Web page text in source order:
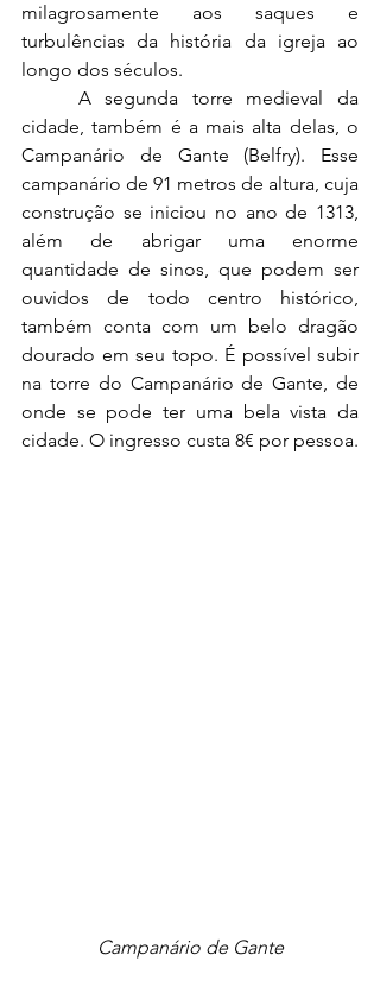
milagrosamente aos saques e
turbulências da história da igreja ao
longo dos séculos.
cidade, também é a mais alta delas, o
Campanário de Gante (Belfry). Esse
campanário de 91 metros de altura, cuja
construção se iniciou no ano de 1313,
além de abrigar uma enorme
quantidade de sinos, que podem ser
ouvidos de todo centro histórico,
também conta com um belo dragão
dourado em seu topo. É possível subir
na torre do Campanário de Gante, de
onde se pode ter uma bela vista da
cidade. O ingresso custa 8€ por pessoa.
Campanário de Gante